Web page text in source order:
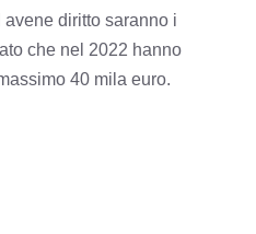
diritto saranno i
che nel 2022 hanno
40 mila euro.